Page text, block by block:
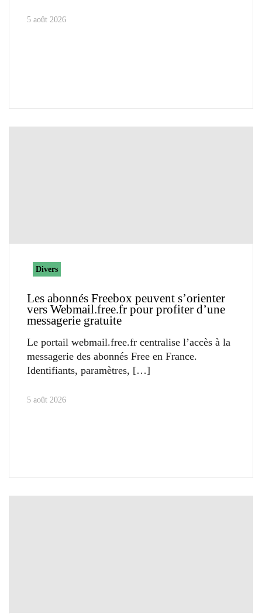
5 août 2026
Divers
Les abonnés Freebox peuvent s’orienter
vers Webmail.free.fr pour profiter d’une
messagerie gratuite
Le portail webmail.free.fr centralise l’accès à la
messagerie des abonnés Free en France.
Identifiants, paramètres,
5 août 2026